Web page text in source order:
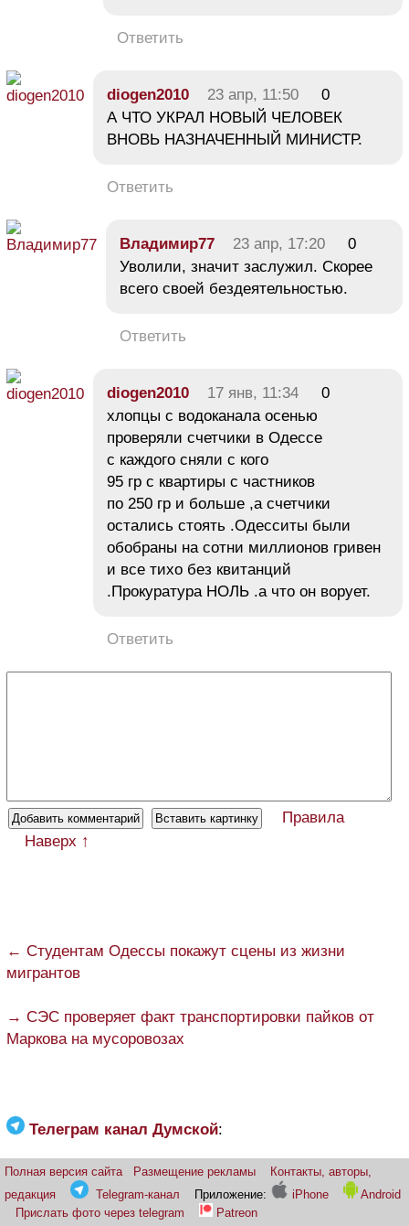
Ответить
diogen2010 23 апр, 11:50
0
А ЧТО УКРАЛ НОВЫЙ ЧЕЛОВЕК
ВНОВЬ НАЗНАЧЕННЫЙ МИНИСТР.
Ответить
Владимир77 23 апр, 17:20
0
Уволили, значит заслужил. Скорее
всего своей бездеятельностью.
Ответить
diogen2010 17 янв, 11:34
0
хлопцы с водоканала осенью
проверяли счетчики в Одессе
с каждого сняли с кого
95 гр с квартиры с частников
по 250 гр и больше ,а счетчики
остались стоять .Одесситы были
обобраны на сотни миллионов гривен
и все тихо без квитанций
.Прокуратура НОЛЬ .а что он ворует.
Ответить
Правила
Наверх ↑
← Студентам Одессы покажут сцены из жизни
мигрантов
→ СЭС проверяет факт транспортировки пайков от
Маркова на мусоровозах
Телеграм канал Думской:
Полная версия сайта Размещение рекламы
Контакты, авторы,
редакция
Telegram-канал Приложение: iPhone
Android
Прислать фото через telegram
Patreon